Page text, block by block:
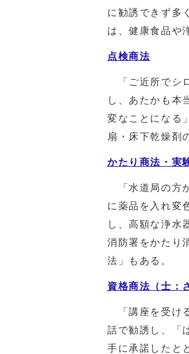
に勧誘できず多
は、健康食品や
点検商法
「ご近所でシ
し、あたかも本
変なことになる
扇・床下乾燥剤
かたり商法・実
「水道局の方
に薬品を入れ変
し、高額な浄水
消防署をかたり
法」もある。
資格商法（士：
「講座を受け
話で勧誘し、「
手に承諾したと